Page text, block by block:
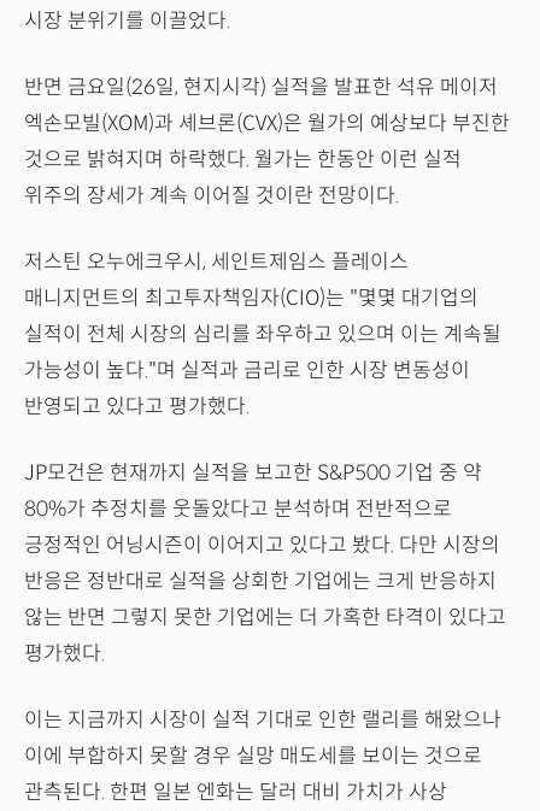
시장 분위기를 이끌었다.
반면 금요일(26일, 현지시각) 실적을 발표한 석유 메이저
엑손모빌(XOM)과 셰브론(CVX)은 월가의 예상보다 부진한
것으로 밝혀지며 하락했다. 월가는 한동안 이런 실적
위주의 장세가 계속 이어질 것이란 전망이다.
저스틴 오누에크우시, 세인트제임스 플레이스
매니지먼트의 최고투자책임자(CIO)는 "몇몇 대기업의
실적이 전체 시장의 심리를 좌우하고 있으며 이는 계속될
가능성이 높다."며 실적과 금리로 인한 시장 변동성이
반영되고 있다고 평가했다.
JP모건은 현재까지 실적을 보고한 S&P500 기업 중 약
80%가 추정치를 웃돌았다고 분석하며 전반적으로
긍정적인 어닝시즌이 이어지고 있다고 봤다. 다만 시장의
반응은 정반대로 실적을 상회한 기업에는 크게 반응하지
않는 반면 그렇지 못한 기업에는 더 가혹한 타격이 있다고
평가했다.
이는 지금까지 시장이 실적 기대로 인한 랠리를 해왔으나
이에 부합하지 못할 경우 실망 매도세를 보이는 것으로
관측된다. 한편 일본 엔화는 달러 대비 가치가 사상